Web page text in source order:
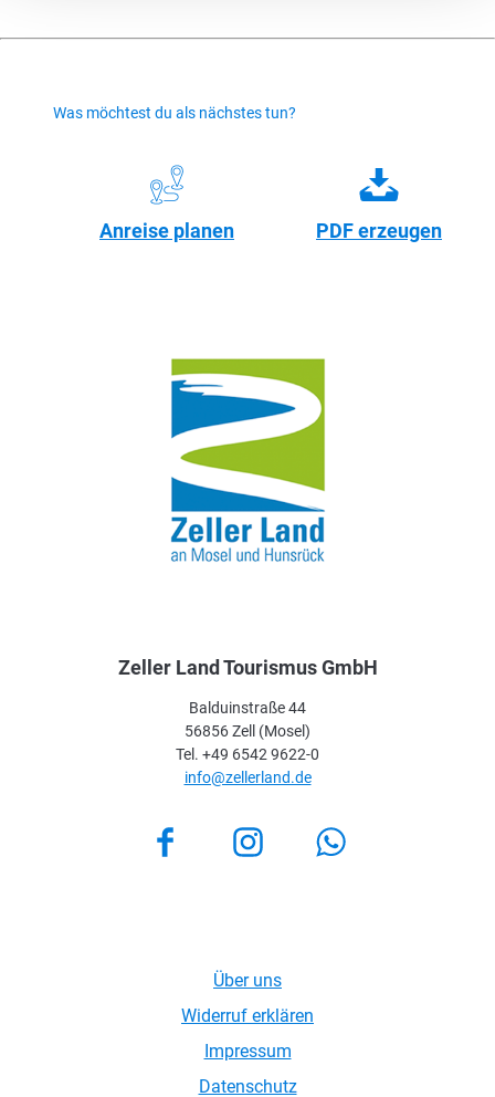
Was möchtest du als nächstes tun?
Anreise planen PDF erzeugen
Zeller Land Tourismus GmbH
Balduinstraße 44
56856 Zell (Mosel)
Tel. +49 6542 9622-0
info@zellerland.de
FacebookInstagram
Über uns
Widerruf erklären
Impressum
Datenschutz